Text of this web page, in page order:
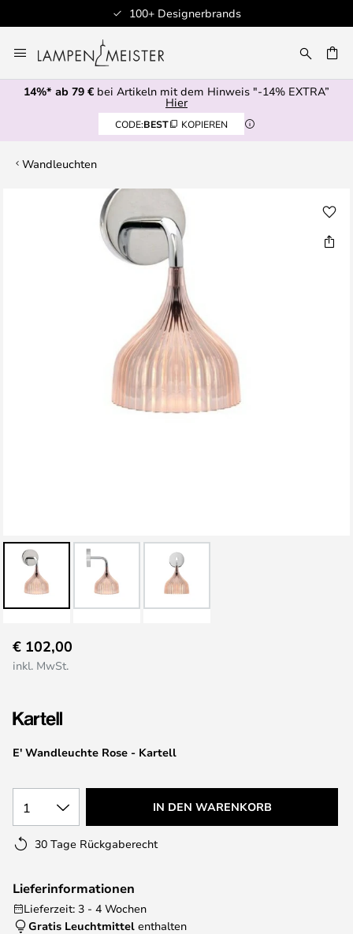
100+ Designerbrands
Inhalt
springen
14%* ab 79 € bei Artikeln mit dem Hinweis "-14% EXTRA”
Hier
CODE:BEST KOPIEREN
Wandleuchten
Anfang
der
springen
E' Wandleuchte Rose - Kartell
€ 102,00
inkl. MwSt.
1 IN DEN WARENKORB
30 Tage Rückgaberecht
Lieferinformationen
Lieferzeit: 3 - 4 Wochen
Gratis Leuchtmittel enthalten